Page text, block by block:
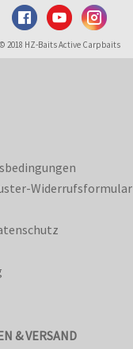
© 2018 HZ-Baits Active Carpbaits
Widerrufsformular
& VERSAND